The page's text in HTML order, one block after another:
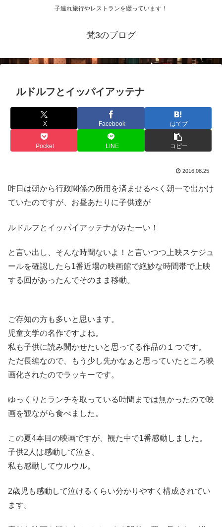
子連れ旅行やレストランを綴っています！
梵3のブログ
ルドルフとイッパイアッテナ
X Facebook はてブ
Pocket LINE コピー
2016.08.25
昨日は朝から行政関係の所用を済ませるべく朝一で出かけ
ていたのですが、お昼あたりに子供達が
ルドルフとイッパイアッテナがみたーい！
と言い出し、そんな時間ないよ！と言いつつ上映スケジュ
ールを確認したら1番近場の映画館で絶妙な時間帯で上映
する回があったんでそのまま移動。
ご存知の方も多いと思います。
児童文学の名作ですよね。
私も子供に読み聞かせたいと思ってる作品の１つです。
ただ長編なので、もう少し先かなぁと思っていたところ映
画化されたのでラッキーです。
ゆっくりとランチを取っている時間までは無かったので映
画を観ながら食べました。
この夏4本目の映画ですが、観た中で1番感動しました。
子供2人は感動して泣き。
私も感動してウルウル。
2歳児も感動して泣けるくらい分かりやすく構成されてい
ます。